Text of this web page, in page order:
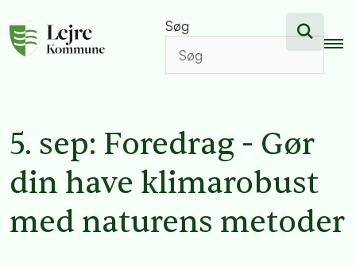
Søg
5. sep: Foredrag - Gør
din have klimarobust
med naturens metoder